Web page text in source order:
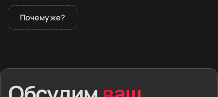
Почему же?
машины из Европы и Азии. Вместе с автомобилем
заблокированную электронику и проблемы